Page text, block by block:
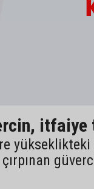
itfaiye